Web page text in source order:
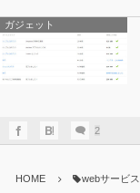
ガジェット
2
HOME webサービス